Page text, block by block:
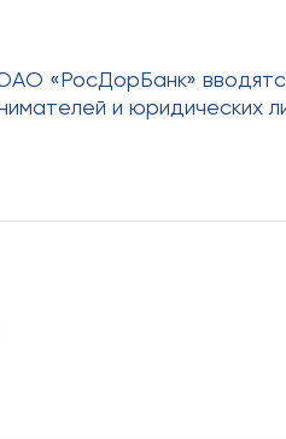
«РосДорБанк»
и юридических